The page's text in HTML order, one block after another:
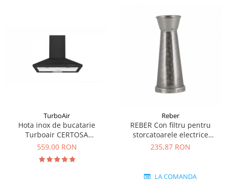
TurboAir
Hota inox de bucatarie
Turboair CERTOSA
AN/A/60/PB culoare neagra
559,00 RON
Reber
REBER Con filtru pentru
storcatoarele electrice
9000NPSP, 9000N 9004N (1.1
235,87 RON
LA COMANDA